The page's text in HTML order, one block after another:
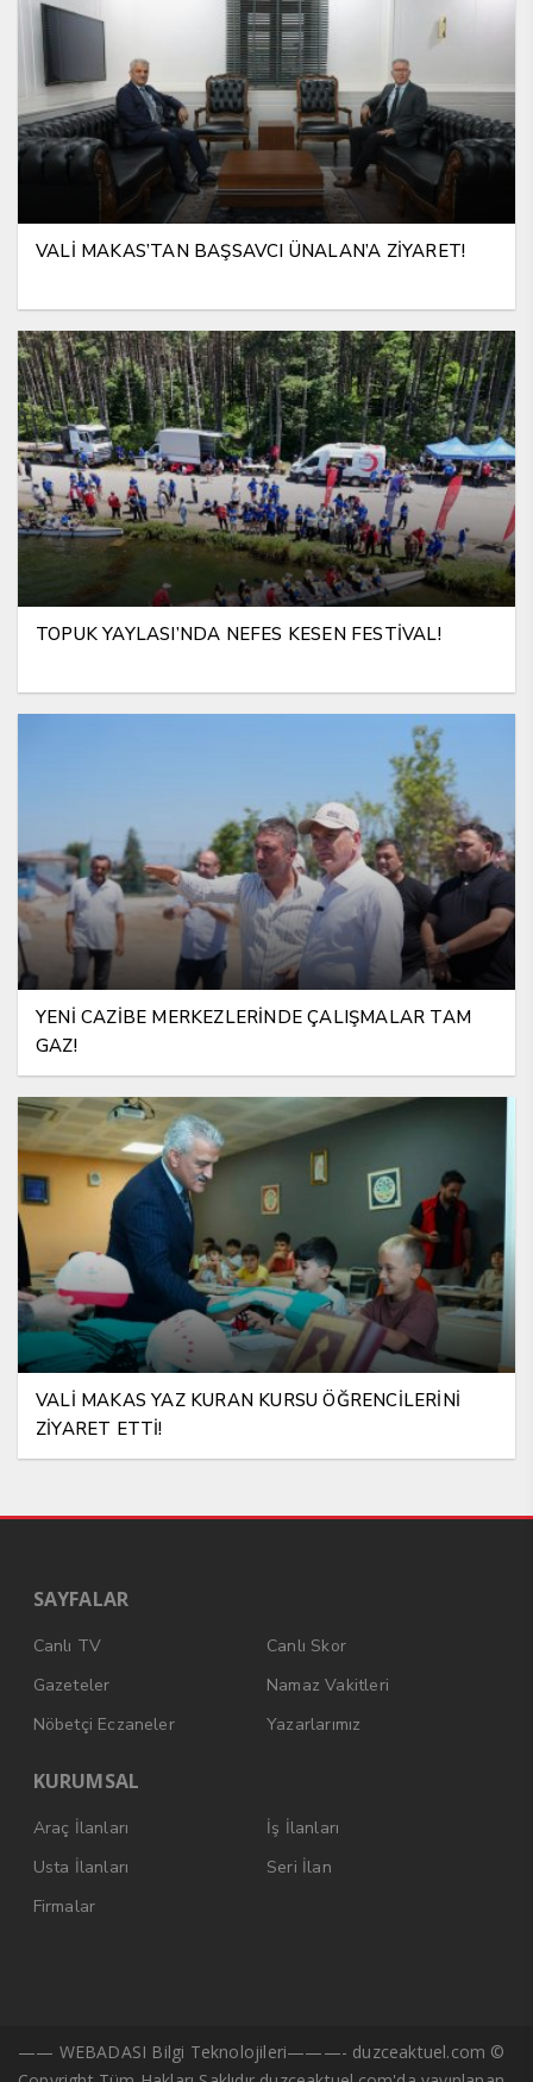
VALİ MAKAS’TAN BAŞSAVCI ÜNALAN’A ZİYARET!
TOPUK YAYLASI’NDA NEFES KESEN FESTİVAL!
YENİ CAZİBE MERKEZLERİNDE ÇALIŞMALAR TAM
GAZ!
VALİ MAKAS YAZ KURAN KURSU ÖĞRENCİLERİNİ
ZİYARET ETTİ!
SAYFALAR
Canlı TV
Canlı Skor
Gazeteler
Namaz Vakitleri
Nöbetçi Eczaneler
Yazarlarımız
KURUMSAL
Araç İlanları
İş İlanları
Usta İlanları
Seri İlan
Firmalar
—— WEBADASI Bilgi Teknolojileri———- duzceaktuel.com ©